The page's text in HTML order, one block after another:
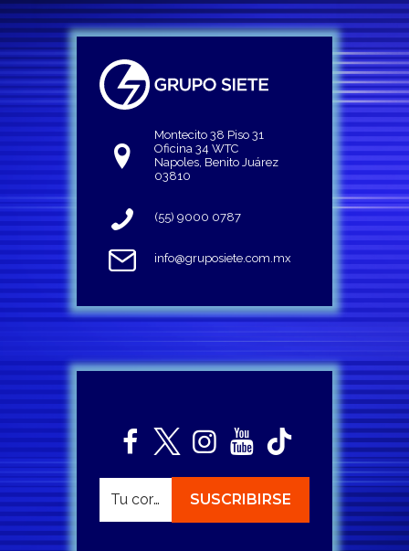
Montecito 38 Piso 31
Oficina 34 WTC
Napoles, Benito Juárez
03810
(55) 9000 0787
info@gruposiete.com.mx